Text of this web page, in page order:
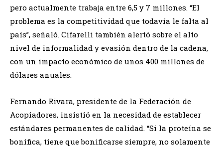
pero actualmente trabaja entre 6,5 y 7 millones. “El
problema es la competitividad que todavía le falta al
país”, señaló. Cifarelli también alertó sobre el alto
nivel de informalidad y evasión dentro de la cadena,
con un impacto económico de unos 400 millones de
dólares anuales.
Fernando Rivara, presidente de la Federación de
Acopiadores, insistió en la necesidad de establecer
estándares permanentes de calidad. “Si la proteína se
bonifica, tiene que bonificarse siempre, no solamente